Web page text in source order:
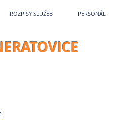
ROZPISY SLUŽEB PERSONÁL